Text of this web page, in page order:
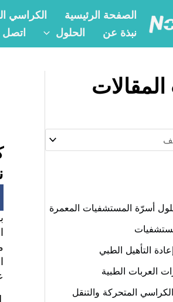
الصفحة الرئيسية
الكراسي
نبذة عن
الحلول اتصل
أسرّة المستشفيات المعمرة
التأهيل الطبي
العربات الطبية
المتحركة والتنقل